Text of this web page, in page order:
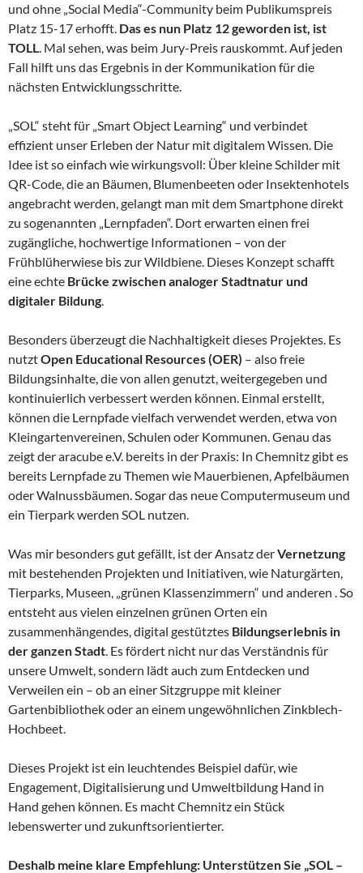
und ohne „Social Media“-Community beim Publikumspreis
Platz 15-17 erhofft. Das es nun Platz 12 geworden ist, ist
TOLL. Mal sehen, was beim Jury-Preis rauskommt. Auf jeden
Fall hilft uns das Ergebnis in der Kommunikation für die
nächsten Entwicklungsschritte.
„SOL“ steht für „Smart Object Learning“ und verbindet
effizient unser Erleben der Natur mit digitalem Wissen. Die
Idee ist so einfach wie wirkungsvoll: Über kleine Schilder mit
QR-Code, die an Bäumen, Blumenbeeten oder Insektenhotels
angebracht werden, gelangt man mit dem Smartphone direkt
zu sogenannten „Lernpfaden“. Dort erwarten einen frei
zugängliche, hochwertige Informationen – von der
Frühblüherwiese bis zur Wildbiene. Dieses Konzept schafft
eine echte Brücke zwischen analoger Stadtnatur und
digitaler Bildung.
Besonders überzeugt die Nachhaltigkeit dieses Projektes. Es
nutztOpen Educational Resources (OER) – also freie
Bildungsinhalte, die von allen genutzt, weitergegeben und
kontinuierlich verbessert werden können. Einmal erstellt,
können die Lernpfade vielfach verwendet werden, etwa von
Kleingartenvereinen, Schulen oder Kommunen. Genau das
zeigt der aracube e.V. bereits in der Praxis: In Chemnitz gibt es
bereits Lernpfade zu Themen wie Mauerbienen, Apfelbäumen
oder Walnussbäumen. Sogar das neue Computermuseum und
ein Tierpark werden SOL nutzen.
Was mir besonders gut gefällt, ist der Ansatz derVernetzung
mit bestehenden Projekten und Initiativen, wie Naturgärten,
Tierparks, Museen, „grünen Klassenzimmern“ und anderen . So
entsteht aus vielen einzelnen grünen Orten ein
zusammenhängendes, digital gestütztes Bildungserlebnis in
der ganzen Stadt. Es fördert nicht nur das Verständnis für
unsere Umwelt, sondern lädt auch zum Entdecken und
Verweilen ein – ob an einer Sitzgruppe mit kleiner
Gartenbibliothek oder an einem ungewöhnlichen Zinkblech-
Hochbeet.
Dieses Projekt ist ein leuchtendes Beispiel dafür, wie
Engagement, Digitalisierung und Umweltbildung Hand in
Hand gehen können. Es macht Chemnitz ein Stück
lebenswerter und zukunftsorientierter.
Deshalb meine klare Empfehlung: Unterstützen Sie „SOL –